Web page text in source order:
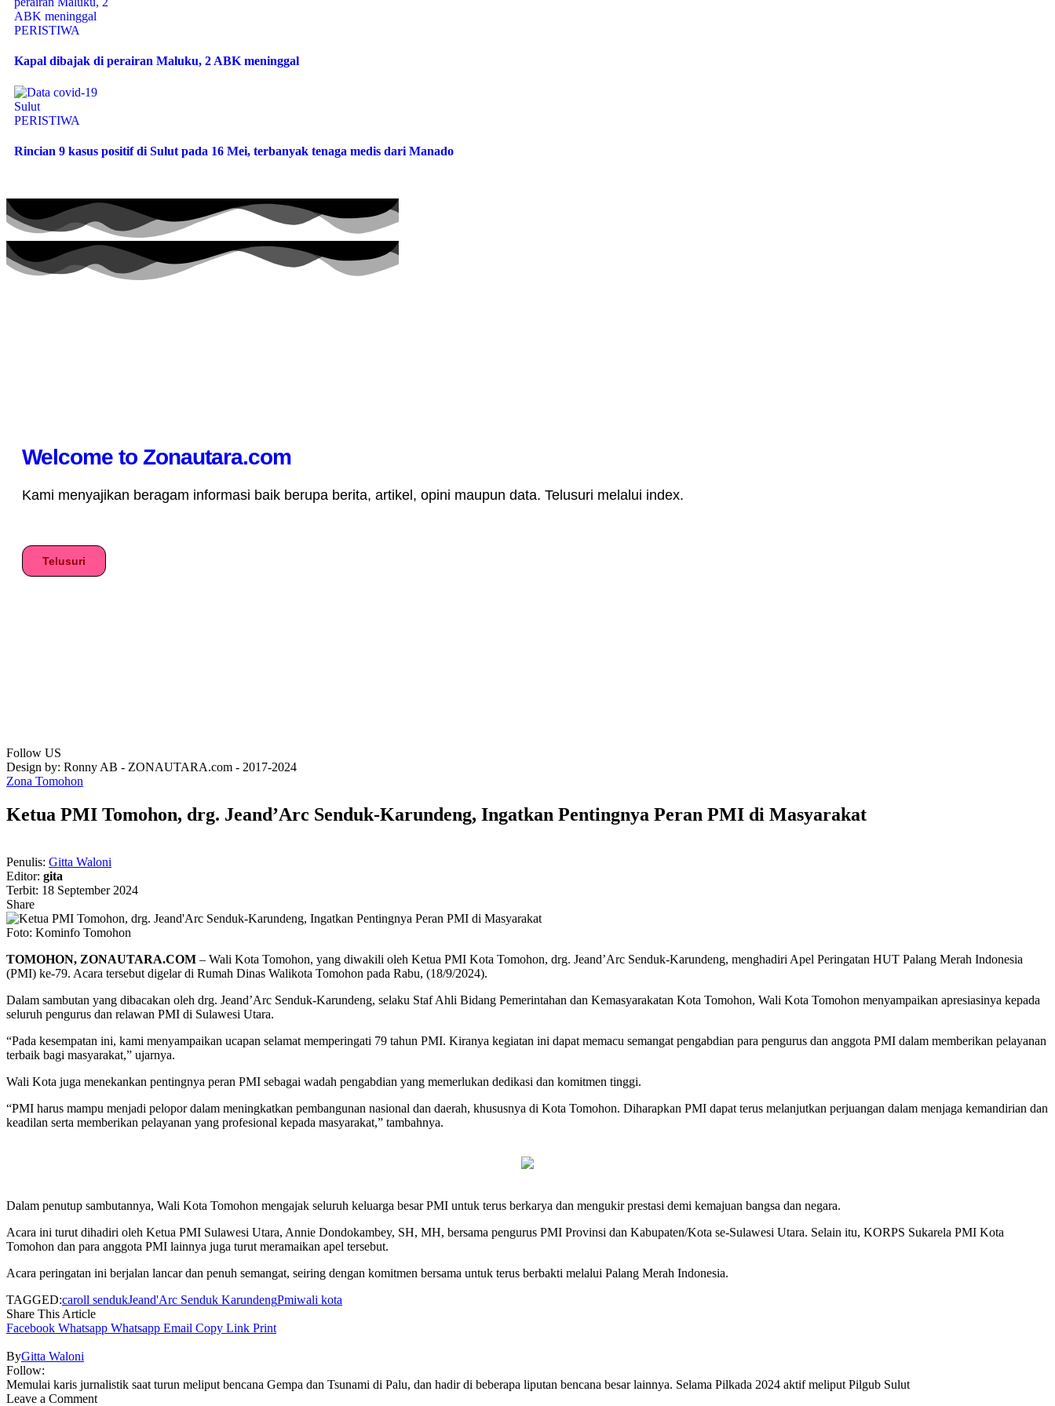
PERISTIWA
Kapal dibajak di perairan Maluku, 2 ABK meninggal
PERISTIWA
Rincian 9 kasus positif di Sulut pada 16 Mei, terbanyak tenaga medis dari Manado
Welcome to Zonautara.com
Kami menyajikan beragam informasi baik berupa berita, artikel, opini maupun data. Telusuri melalui index.
Telusuri
Follow US
Design by: Ronny AB - ZONAUTARA.com - 2017-2024
Zona Tomohon
Ketua PMI Tomohon, drg. Jeand’Arc Senduk-Karundeng, Ingatkan Pentingnya Peran PMI di Masyarakat
Penulis: Gitta Waloni
Editor: gita
Terbit: 18 September 2024
Share
Foto: Kominfo Tomohon
TOMOHON, ZONAUTARA.COM – Wali Kota Tomohon, yang diwakili oleh Ketua PMI Kota Tomohon, drg. Jeand’Arc Senduk-Karundeng, menghadiri Apel Peringatan HUT Palang Merah Indonesia
(PMI) ke-79. Acara tersebut digelar di Rumah Dinas Walikota Tomohon pada Rabu, (18/9/2024).
Dalam sambutan yang dibacakan oleh drg. Jeand’Arc Senduk-Karundeng, selaku Staf Ahli Bidang Pemerintahan dan Kemasyarakatan Kota Tomohon, Wali Kota Tomohon menyampaikan apresiasinya kepada
seluruh pengurus dan relawan PMI di Sulawesi Utara.
“Pada kesempatan ini, kami menyampaikan ucapan selamat memperingati 79 tahun PMI. Kiranya kegiatan ini dapat memacu semangat pengabdian para pengurus dan anggota PMI dalam memberikan pelayanan
terbaik bagi masyarakat,” ujarnya.
Wali Kota juga menekankan pentingnya peran PMI sebagai wadah pengabdian yang memerlukan dedikasi dan komitmen tinggi.
“PMI harus mampu menjadi pelopor dalam meningkatkan pembangunan nasional dan daerah, khususnya di Kota Tomohon. Diharapkan PMI dapat terus melanjutkan perjuangan dalam menjaga kemandirian dan
keadilan serta memberikan pelayanan yang profesional kepada masyarakat,” tambahnya.
Dalam penutup sambutannya, Wali Kota Tomohon mengajak seluruh keluarga besar PMI untuk terus berkarya dan mengukir prestasi demi kemajuan bangsa dan negara.
Acara ini turut dihadiri oleh Ketua PMI Sulawesi Utara, Annie Dondokambey, SH, MH, bersama pengurus PMI Provinsi dan Kabupaten/Kota se-Sulawesi Utara. Selain itu, KORPS Sukarela PMI Kota
Tomohon dan para anggota PMI lainnya juga turut meramaikan apel tersebut.
Acara peringatan ini berjalan lancar dan penuh semangat, seiring dengan komitmen bersama untuk terus berbakti melalui Palang Merah Indonesia.
TAGGED:caroll sendukJeand'Arc Senduk KarundengPmiwali kota
Share This Article
Facebook Whatsapp Whatsapp Email Copy Link Print
ByGitta Waloni
Follow:
Memulai karis jurnalistik saat turun meliput bencana Gempa dan Tsunami di Palu, dan hadir di beberapa liputan bencana besar lainnya. Selama Pilkada 2024 aktif meliput Pilgub Sulut
Leave a Comment